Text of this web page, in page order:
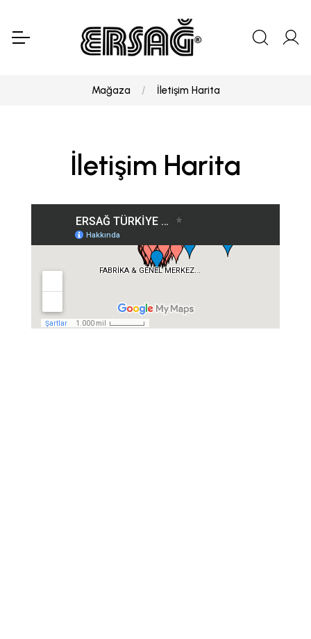
Mağaza İletişim Harita
İletişim Harita